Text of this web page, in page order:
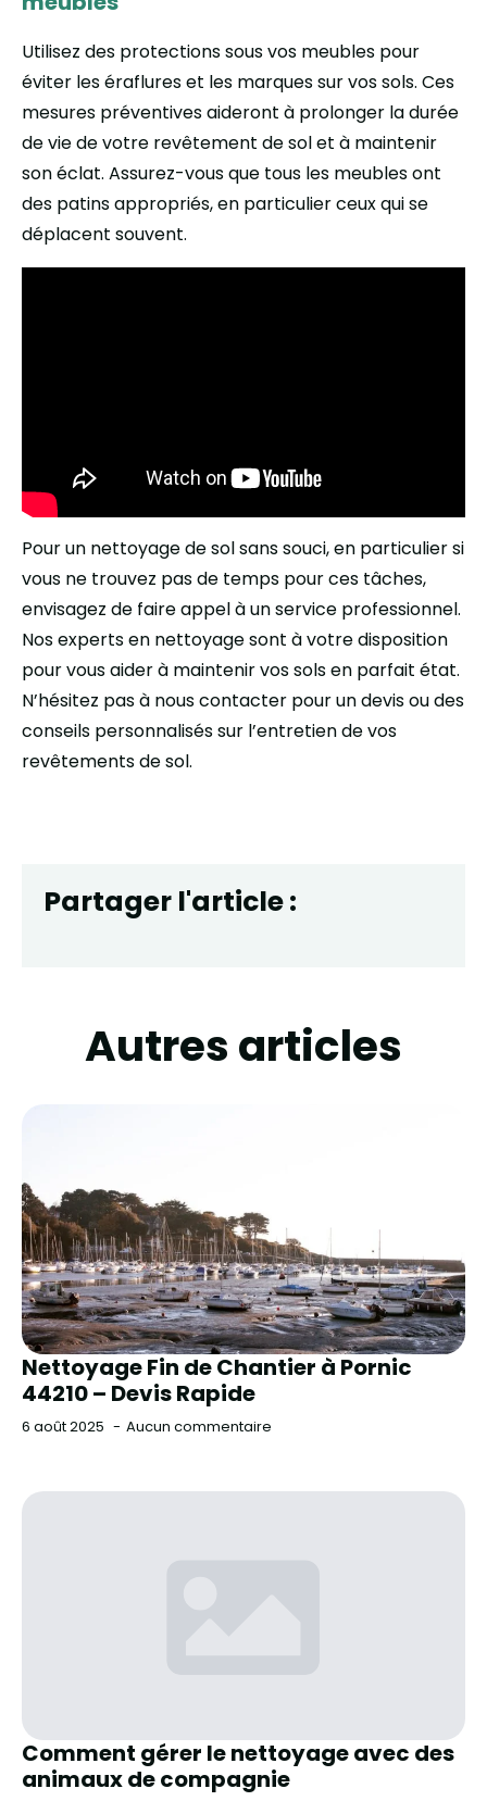
Utilisez des protections sous vos meubles pour
éviter les éraflures et les marques sur vos sols. Ces
mesures préventives aideront à prolonger la durée
de vie de votre revêtement de sol et à maintenir
son éclat. Assurez-vous que tous les meubles ont
des patins appropriés, en particulier ceux qui se
déplacent souvent.
Pour un nettoyage de sol sans souci, en particulier si
vous ne trouvez pas de temps pour ces tâches,
envisagez de faire appel à un service professionnel.
Nos experts en nettoyage sont à votre disposition
pour vous aider à maintenir vos sols en parfait état.
N’hésitez pas à nous contacter pour un devis ou des
conseils personnalisés sur l’entretien de vos
revêtements de sol.
Partager l'article :
Autres articles
Nettoyage Fin de Chantier à Pornic
44210 – Devis Rapide
6 août 2025 Aucun commentaire
Comment gérer le nettoyage avec des
animaux de compagnie